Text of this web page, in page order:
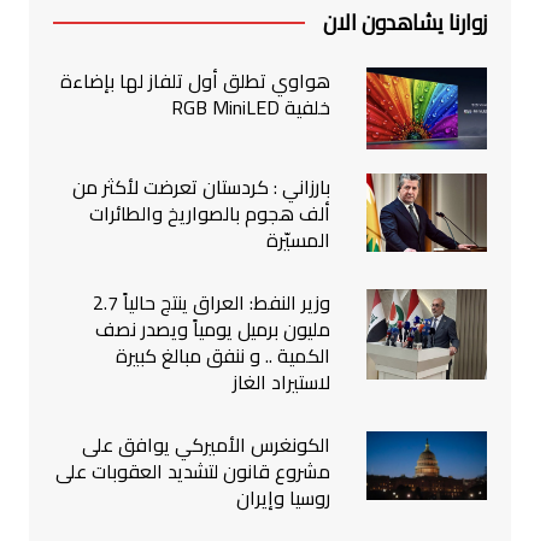
زوارنا يشاهدون الان
هواوي تطلق أول تلفاز لها بإضاءة
خلفية RGB MiniLED
بارزاني : كردستان تعرضت لأكثر من
ألف هجوم بالصواريخ والطائرات
المسيّرة
وزير النفط: العراق ينتج حالياً 2.7
مليون برميل يومياً ويصدر نصف
الكمية .. و ننفق مبالغ كبيرة
لاستيراد الغاز
الكونغرس الأميركي يوافق على
مشروع قانون لتشديد العقوبات على
روسيا وإيران